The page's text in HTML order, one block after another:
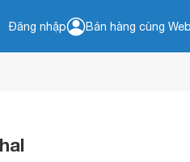
Đăng nhập Bán hàng cùng